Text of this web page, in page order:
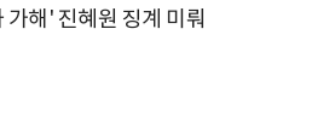
해' 진혜원 징계 미뤄